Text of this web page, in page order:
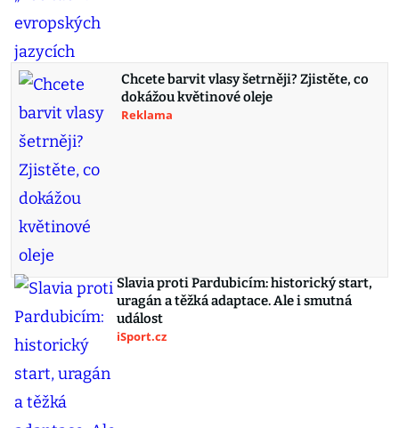
Chcete barvit vlasy šetrněji? Zjistěte, co
dokážou květinové oleje
Reklama
Slavia proti Pardubicím: historický start,
uragán a těžká adaptace. Ale i smutná
událost
iSport.cz